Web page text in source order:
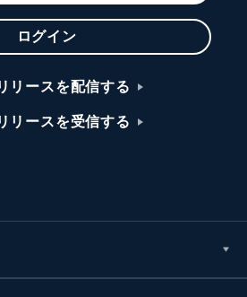
ログイン
リースを配信する
リースを受信する